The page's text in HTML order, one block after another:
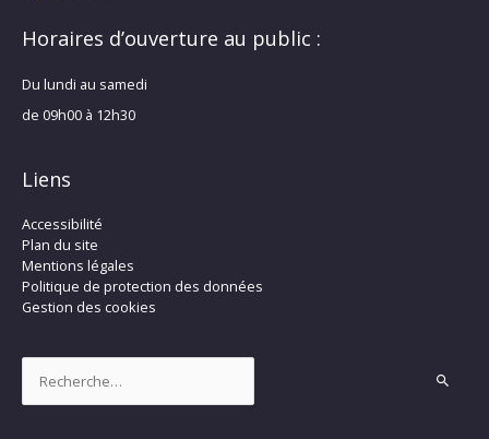
Horaires d’ouverture au public :
Du lundi au samedi
de 09h00 à 12h30
Liens
Accessibilité
Plan du site
Mentions légales
Politique de protection des données
Gestion des cookies